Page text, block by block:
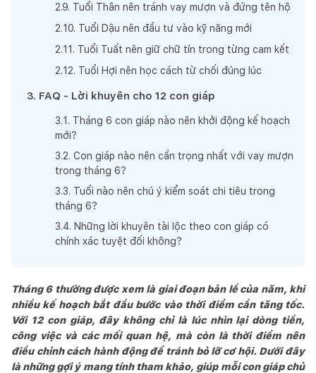
2.9. Tuổi Thân nên tránh vay mượn và đứng tên hộ
2.10. Tuổi Dậu nên đầu tư vào kỹ năng mới
2.11 . Tuổi Tuất nên giữ chữ tín trong từng cam kết
2.12. Tuổi Hợi nên học cách từ chối đúng lúc
3. FAQ - Lời khuyên cho 12 con giáp
3.1 . Tháng 6 con giáp nào nên khởi động kế hoạch
mới?
3.2. Con giáp nào nên cẩn trọng nhất với vay mượn
trong tháng 6?
3.3. Tuổi nào nên chú ý kiểm soát chi tiêu trong
tháng 6?
3.4. Những lời khuyên tài lộc theo con giáp có
chính xác tuyệt đối không?
Tháng 6 thường được xem là giai đoạn bản lề của năm, khi
nhiều kế hoạch bắt đầu bước vào thời điểm cần tăng tốc.
Với 12 con giáp, đây không chỉ là lúc nhìn lại dòng tiền,
công việc và các mối quan hệ, mà còn là thời điểm nên
điều chỉnh cách hành động để tránh bỏ lỡ cơ hội. Dưới đây
là những gợi ý mang tính tham khảo, giúp mỗi con giáp chủ